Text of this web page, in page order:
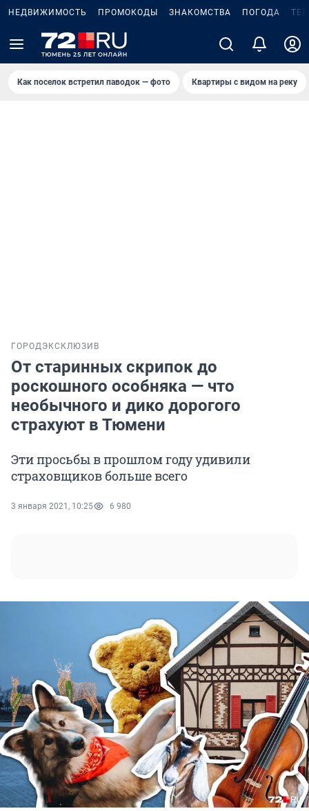
НЕДВИЖИМОСТЬ ПРОМОКОДЫ ЗНАКОМСТВА ПОГОДА
Как поселок встретил паводок — фото Квартиры с видом на реку
ГОРОДЭКСКЛЮЗИВ
От старинных скрипок до
роскошного особняка — что
необычного и дико дорогого
страхуют в Тюмени
Эти просьбы в прошлом году удивили
страховщиков больше всего
3 января 2021, 10:25 6 980